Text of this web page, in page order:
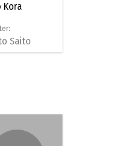
Kora
Saito